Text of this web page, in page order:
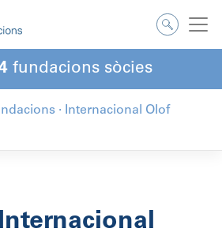
fundacions sòcies
·
Internacional Olof